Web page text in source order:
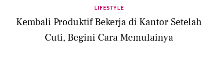
LIFESTYLE
Kembali Produktif Bekerja di Kantor Setelah
Cuti, Begini Cara Memulainya